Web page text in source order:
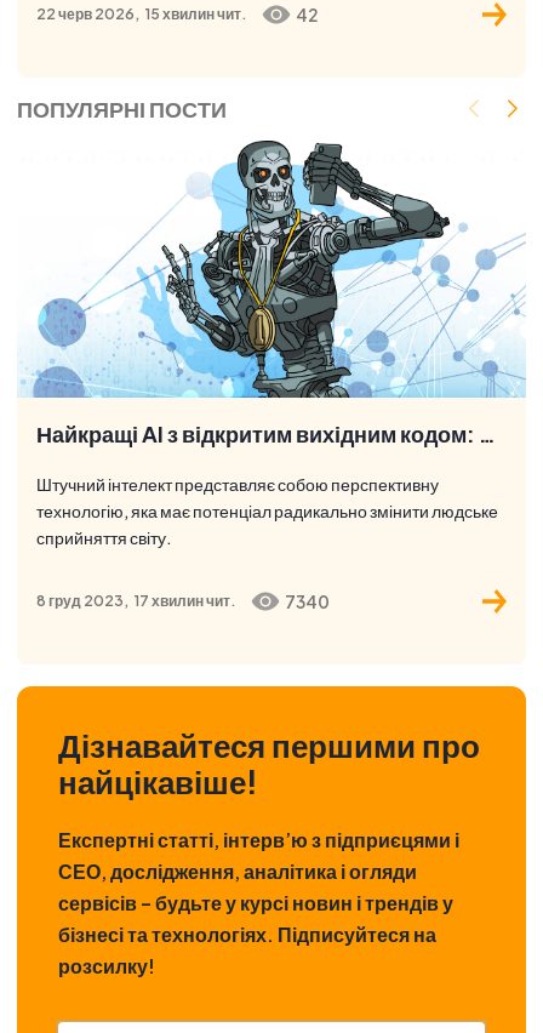
22 черв 2026, 15 хвилинчит. 42
ПОПУЛЯРНІ ПОСТИ
Найкращі AI з відкритим вихідним кодом: Топ 17 найкращих платформ та інструментів штучного інтелекту
Штучний інтелект представляє собою перспективну
технологію, яка має потенціал радикально змінити людське
сприйняття світу.
8 груд 2023, 17 хвилинчит. 7340
Дізнавайтеся першими про
найцікавіше!
Експертні статті, інтерв’ю з підприєцями і
СЕО, дослідження, аналітика і огляди
сервісів – будьте у курсі новин і трендів у
бізнесі та технологіях. Підписуйтеся на
розсилку!